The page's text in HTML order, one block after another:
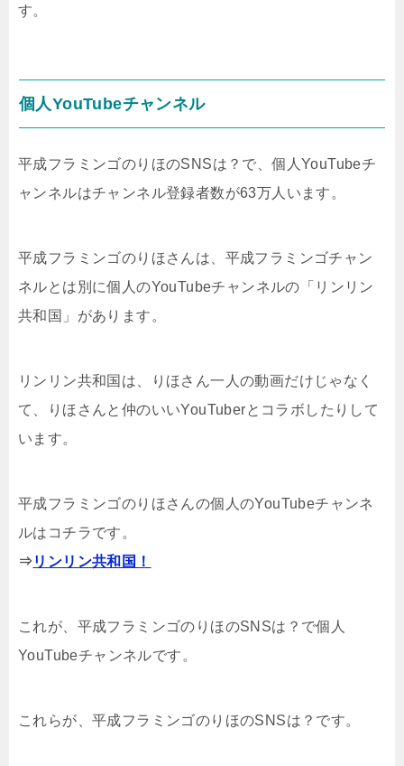
す。
個人YouTubeチャンネル
平成フラミンゴのりほのSNSは？で、個人YouTubeチ
ャンネルはチャンネル登録者数が63万人います。
平成フラミンゴのりほさんは、平成フラミンゴチャン
ネルとは別に個人のYouTubeチャンネルの「リンリン
共和国」があります。
リンリン共和国は、りほさん一人の動画だけじゃなく
て、りほさんと仲のいいYouTuberとコラボしたりして
います。
平成フラミンゴのりほさんの個人のYouTubeチャンネ
ルはコチラです。
⇒ リンリン共和国！
これが、平成フラミンゴのりほのSNSは？で個人
YouTubeチャンネルです。
これらが、平成フラミンゴのりほのSNSは？です。